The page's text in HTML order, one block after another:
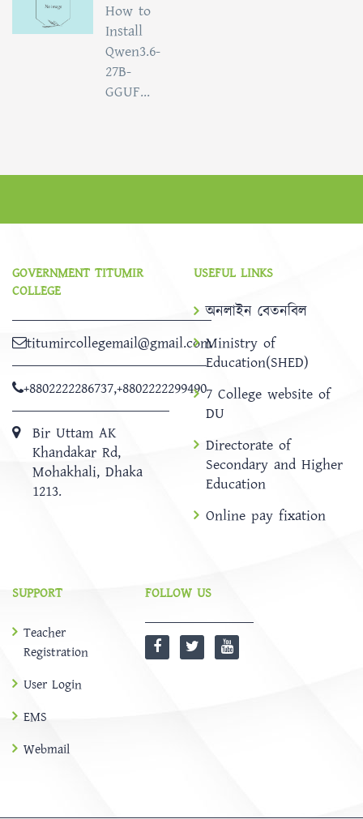
How to
Install
Qwen3.6-
27B-
GGUF...
GOVERNMENT TITUMIR
COLLEGE
titumircollegemail@gmail.com
+8802222286737,+8802222299490
Bir Uttam AK
Khandakar Rd,
Mohakhali, Dhaka
1213.
USEFUL LINKS
অনলাইন বেতনবিল
Ministry of
Education(SHED)
7 College website of
DU
Directorate of
Secondary and Higher
Education
Online pay fixation
SUPPORT
Teacher
Registration
User Login
EMS
Webmail
FOLLOW US